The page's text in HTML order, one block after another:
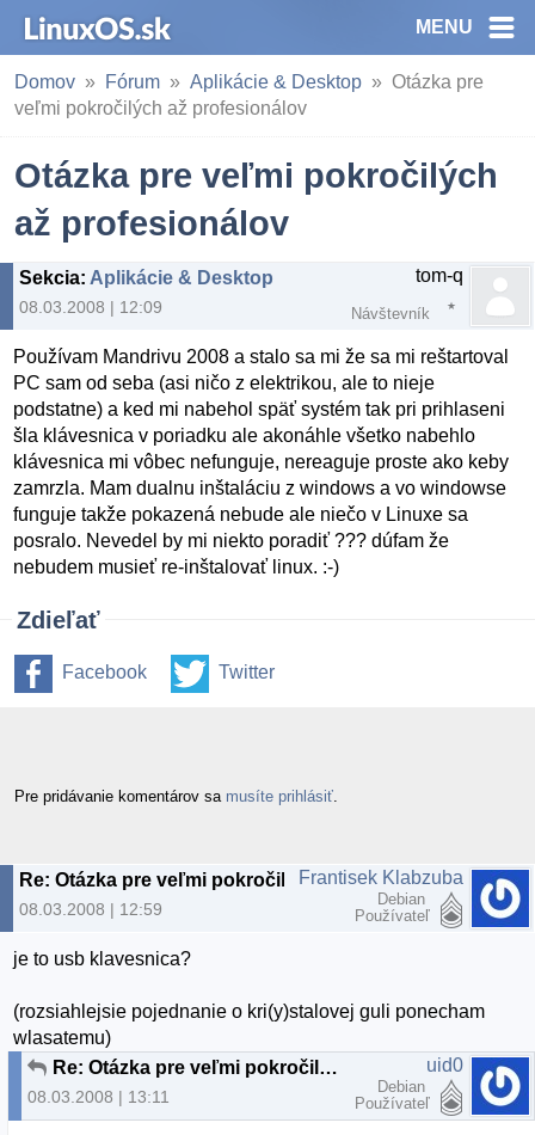
MENU
Domov Fórum Aplikácie & Desktop
Otázka pre
veľmi pokročilých až profesionálov
Otázka pre veľmi pokročilých
až profesionálov
Sekcia: Aplikácie & Desktop
08.03.2008 | 12:09
tom-q
Návštevník
Používam Mandrivu 2008 a stalo sa mi že sa mi reštartoval
PC sam od seba (asi ničo z elektrikou, ale to nieje
podstatne) a ked mi nabehol späť systém tak pri prihlaseni
šla klávesnica v poriadku ale akonáhle všetko nabehlo
klávesnica mi vôbec nefunguje, nereaguje proste ako keby
zamrzla. Mam dualnu inštaláciu z windows a vo windowse
funguje takže pokazená nebude ale niečo v Linuxe sa
posralo. Nevedel by mi niekto poradiť ??? dúfam že
nebudem musieť re-inštalovať linux. :-)
Zdieľať
Facebook Twitter
Pre pridávanie komentárov sa musíte prihlásiť
Re: Otázka pre veľmi pokročilých až profesionálov
08.03.2008 | 12:59
Frantisek Klabzuba
Debian
Používateľ
je to usb klavesnica?
(rozsiahlejsie pojednanie o kri(y)stalovej guli ponecham
wlasatemu)
Re: Otázka pre veľmi pokročilých až profesionálov
08.03.2008 | 13:11
uid0
Debian
Používateľ